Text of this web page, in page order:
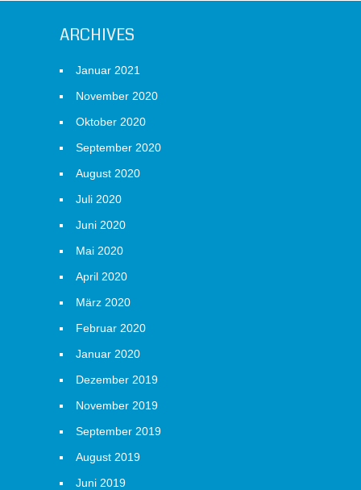
ARCHIVES
Januar 2021
November 2020
Oktober 2020
September 2020
August 2020
Juli 2020
Juni 2020
Mai 2020
April 2020
März 2020
Februar 2020
Januar 2020
Dezember 2019
November 2019
September 2019
August 2019
Juni 2019